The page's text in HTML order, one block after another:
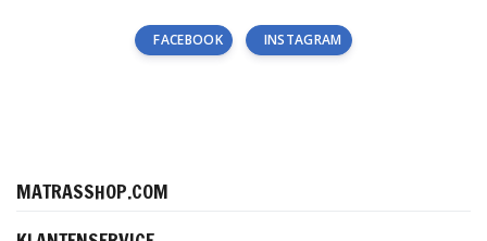
FACEBOOK INSTAGRAM
MATRASSHOP.COM